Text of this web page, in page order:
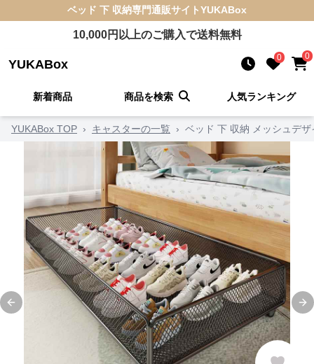
ベッド 下 収納専門通販サイトYUKABox
10,000円以上のご購入で送料無料
YUKABox 0 0
新着商品 商品を検索 人気ランキング
YUKABox TOP › キャスターの一覧 › ベッド 下 収納 メッシュデ
Previous slide